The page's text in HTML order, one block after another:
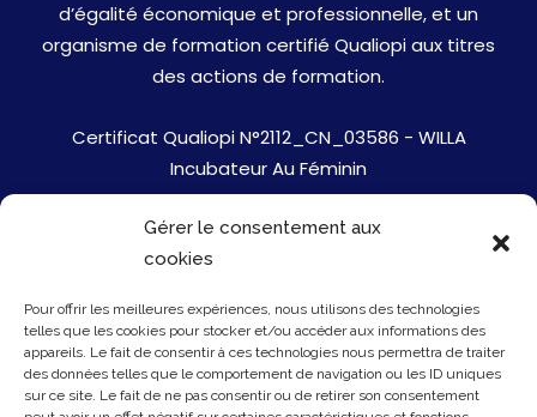
Gérer le consentement aux
cookies
Pour offrir les meilleures expériences, nous utilisons des technologies
telles que les cookies pour stocker et/ou accéder aux informations des
appareils. Le fait de consentir à ces technologies nous permettra de traiter
des données telles que le comportement de navigation ou les ID uniques
sur ce site. Le fait de ne pas consentir ou de retirer son consentement
d’égalité économique et professionnelle, et un
organisme de formation certifié Qualiopi aux titres
des actions de formation.
Certificat Qualiopi N°2112_CN_03586 - WILLA
Incubateur Au Féminin
Jobs
Mentions Légales
Politique de cookies
Presse